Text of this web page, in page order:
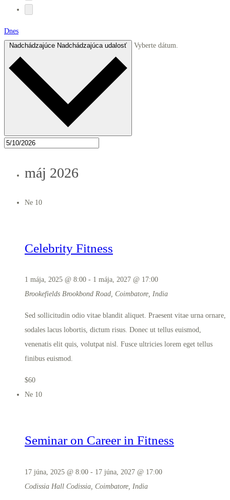
Dnes
Nadchádzajúce Nadchádzajúca udalosť Vyberte dátum.
máj 2026
Ne 10
Celebrity Fitness
1 mája, 2025 @ 8:00 - 1 mája, 2027 @ 17:00
Brookefields Brookbond Road, Coimbatore, India
Sed sollicitudin odio vitae blandit aliquet. Praesent vitae urna ornare,
sodales lacus lobortis, dictum risus. Donec ut tellus euismod,
venenatis elit quis, volutpat nisl. Fusce ultricies lorem eget tellus
finibus euismod.
$60
Ne 10
Seminar on Career in Fitness
17 júna, 2025 @ 8:00 - 17 júna, 2027 @ 17:00
Codissia Hall Codissia, Coimbatore, India